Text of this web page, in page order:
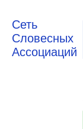
Сеть
Словесных
Ассоциаций